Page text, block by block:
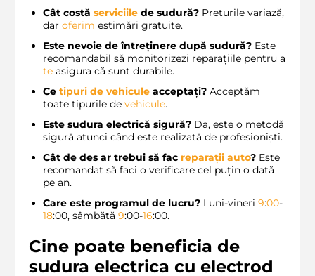
Cât costă serviciile de sudură? Prețurile variază,
dar oferim estimări gratuite.
Este nevoie de întreținere după sudură? Este
recomandabil să monitorizezi reparațiile pentru a
te asigura că sunt durabile.
Ce tipuri de vehicule acceptați? Acceptăm
toate tipurile de vehicule.
Este sudura electrică sigură? Da, este o metodă
sigură atunci când este realizată de profesioniști.
Cât de des ar trebui să fac reparații auto? Este
recomandat să faci o verificare cel puțin o dată
pe an.
Care este programul de lucru? Luni-vineri 9:00-
18:00, sâmbătă 9:00-16:00.
Cine poate beneficia de
sudura electrica cu electrod